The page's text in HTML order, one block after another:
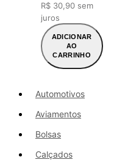
R$ 30,90sem
juros
ADICIONAR
AO
CARRINHO
Automotivos
Aviamentos
Bolsas
Calçados